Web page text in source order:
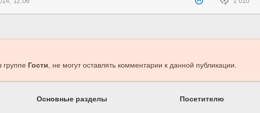
группе Гости, не могут оставлять комментарии к данной публикации.
Основные разделы Посетителю